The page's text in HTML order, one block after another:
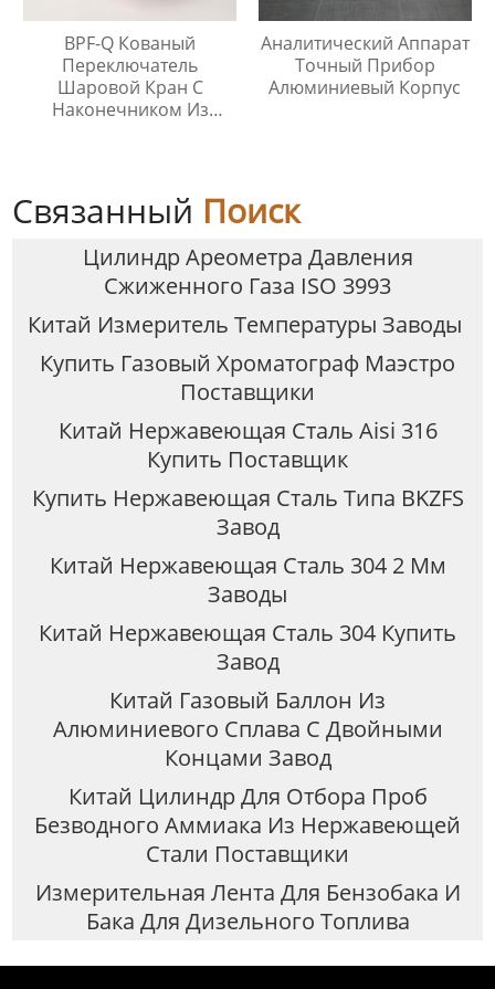
BPF-Q Кованый
Переключатель
Шаровой Кран С
Наконечником Из
Аналитический Аппарат
Точный Прибор
Алюминиевый Корпус
Связанный Поиск
Цилиндр Ареометра Давления
Сжиженного Газа ISO 3993
Китай Измеритель Температуры Заводы
Купить Газовый Хроматограф Маэстро
Поставщики
Китай Нержавеющая Сталь Aisi 316
Купить Поставщик
Купить Нержавеющая Сталь Типа BKZFS
Завод
Китай Нержавеющая Сталь 304 2 Мм
Заводы
Китай Нержавеющая Сталь 304 Купить
Завод
Китай Газовый Баллон Из
Алюминиевого Сплава С Двойными
Концами Завод
Китай Цилиндр Для Отбора Проб
Безводного Аммиака Из Нержавеющей
Стали Поставщики
Измерительная Лента Для Бензобака И
Бака Для Дизельного Топлива